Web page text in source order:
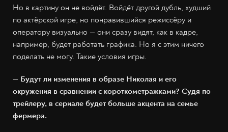
Но в картину он не войдёт. Войдёт другой дубль, худший
по актёрской игре, но понравившийся режиссёру и
оператору визуально — они сразу видят, как в кадре,
например, будет работать графика. Но я с этим ничего
поделать не могу. Такие условия игры.
— Будут ли изменения в образе Николая и его
окружения в сравнении с короткометражками? Судя по
трейлеру, в сериале будет больше акцента на семье
фермера.